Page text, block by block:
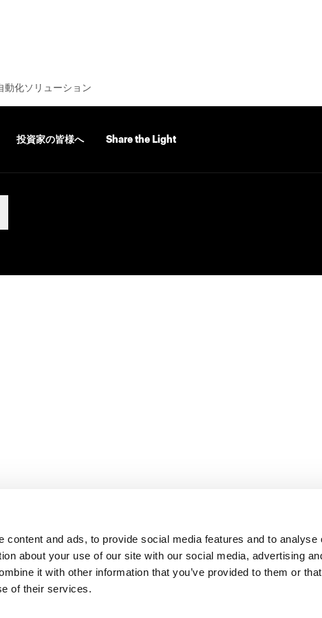
content and ads, to provide social media features and to analyse
about your use of our site with our social media, advertising
it with other information that you’ve provided to them or that
of their services.
動化ソリューション
投資家の皆様へ Share the Light